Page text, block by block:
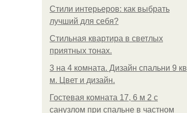
Стили интерьеров: как выбрать
лучший для себя?
Стильная квартира в светлых
приятных тонах.
3 на 4 комната. Дизайн спальни 9 кв
м. Цвет и дизайн.
Гостевая комната 17, 6 м 2 с
санузлом при спальне в частном